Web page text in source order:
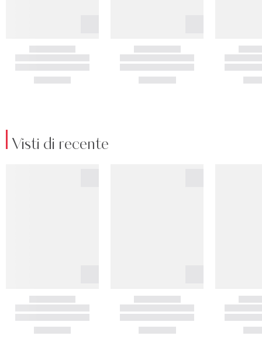
Visti di recente